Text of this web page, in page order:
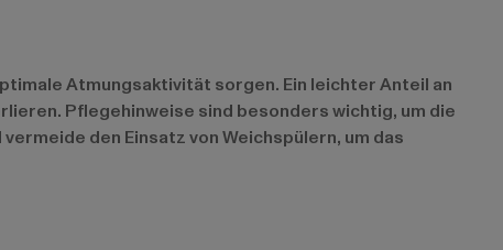
Atmungsaktivität sorgen. Ein leichter Anteil an
Pflegehinweise sind besonders wichtig, um die
den Einsatz von Weichspülern, um das